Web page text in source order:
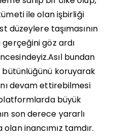
ile olan işbirliği
düzeylere taşımasının
göz ardı
bundan
bütünlüğünü koruyarak
devam ettirebilmesi
platformlarda büyük
son derece yararlı
inancımız tamdır.